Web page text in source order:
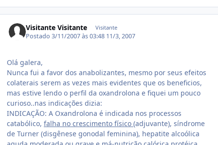
Visitante Visitante Visitante
Postado3/11/2007 às 03:48 11/3, 2007
Olá galera,
Nunca fui a favor dos anabolizantes, mesmo por seus efeitos
colaterais serem as vezes mais evidentes que os beneficios,
mas estive lendo o perfil da oxandrolona e fiquei um pouco
curioso..nas indicações dizia:
INDICAÇÃO: A Oxandrolona é indicada nos processos
catabólico, falha no crescimento físico (adjuvante), síndrome
de Turner (disgênese gonodal feminina), hepatite alcoólica